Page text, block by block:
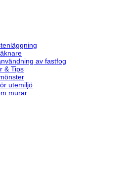
av fastfog
& Tips
utemiljö
murar